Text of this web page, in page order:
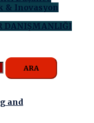
& Inovasyon
DANIŞMANLIĞI